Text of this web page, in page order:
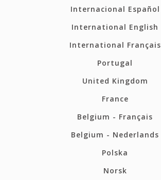
Internacional Español
International English
International Français
Portugal
United Kingdom
France
Belgium - Français
Belgium - Nederlands
Polska
Norsk